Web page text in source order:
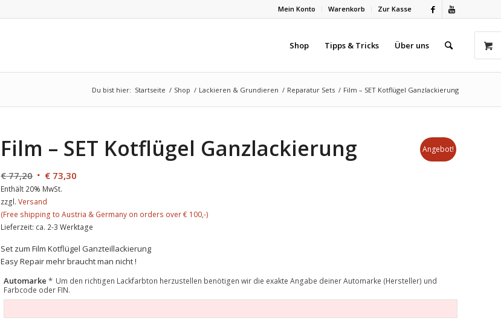
Mein Konto Warenkorb Zur Kasse
Shop Tipps & Tricks Über uns
Du bist hier: Startseite / Shop / Lackieren & Grundieren / Reparatur Sets / Film – SET Kotflügel Ganzlackierung
Angebot!
Film – SET Kotflügel Ganzlackierung
€77,20 € 73,30
Enthält 20% MwSt.
zzgl.Versand
Lieferzeit: ca. 2-3 Werktage
Set zum Film Kotflügel Ganzteillackierung
Easy Repair mehr braucht man nicht !
Automarke * Um den richtigen Lackfarbton herzustellen benötigen wir die exakte Angabe deiner Automarke (Hersteller) und
Farbcode oder FIN.